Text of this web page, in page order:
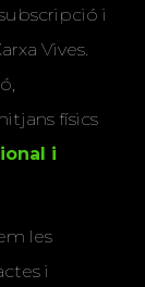
i
Vives.
físics
i
les
i